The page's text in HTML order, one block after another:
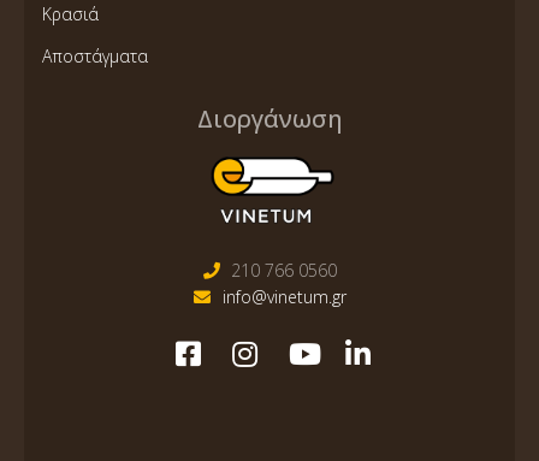
Κρασιά
Αποστάγματα
Διοργάνωση
210 766 0560
info@vinetum.gr